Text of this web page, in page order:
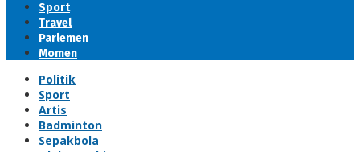
Sport
Travel
Parlemen
Momen
Politik
Sport
Artis
Badminton
Sepakbola